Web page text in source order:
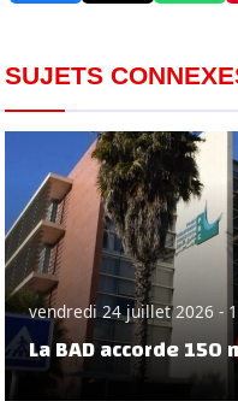
SUJETS
vendredi 24 juillet 2026 -
La BAD accorde 150